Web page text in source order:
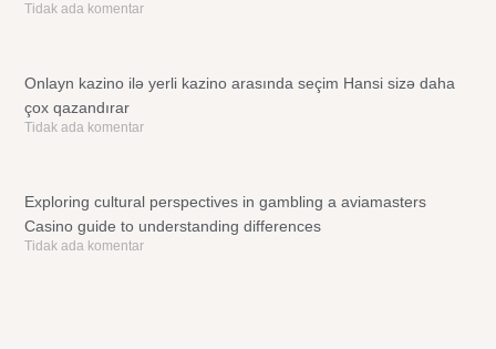
Tidak ada komentar
Onlayn kazino ilə yerli kazino arasında seçim Hansi sizə daha
çox qazandırar
Tidak ada komentar
Exploring cultural perspectives in gambling a aviamasters
Casino guide to understanding differences
Tidak ada komentar